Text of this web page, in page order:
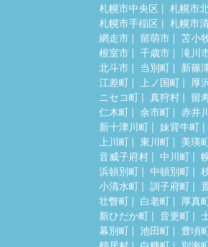
札幌市中央区 札幌市
札幌市手稲区
札幌市
網走市
留萌市 苫小
根室市
千歳市 滝川
北斗市
当別町 新篠
江差町
上ノ国町 厚
ニセコ町
真狩村 留
仁木町
余市町 赤井
新十津川町
妹背牛町
上川町
東川町 美瑛
音威子府村
中川町
浜頓別町
中頓別町
小清水町
訓子府町
壮瞥町
白老町 厚真
新ひだか町
音更町
幕別町
池田町 豊頃